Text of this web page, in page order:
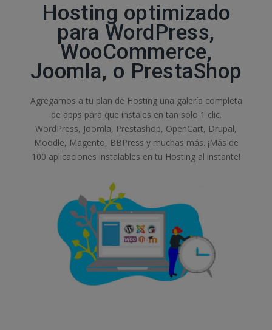
Hosting optimizado
para WordPress,
WooCommerce,
Joomla, o PrestaShop
Agregamos a tu plan de Hosting una galería completa
de apps para que instales en tan solo 1 clic.
WordPress, Joomla, Prestashop, OpenCart, Drupal,
Moodle, Magento, BBPress y muchas más. ¡Más de
100 aplicaciones instalables en tu Hosting al instante!